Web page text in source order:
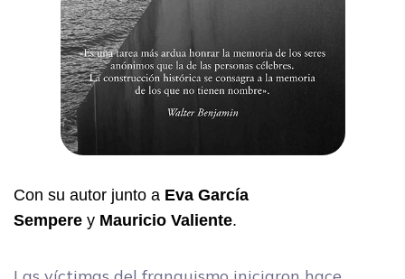
Con su autor junto a Eva García
Sempere y Mauricio Valiente.